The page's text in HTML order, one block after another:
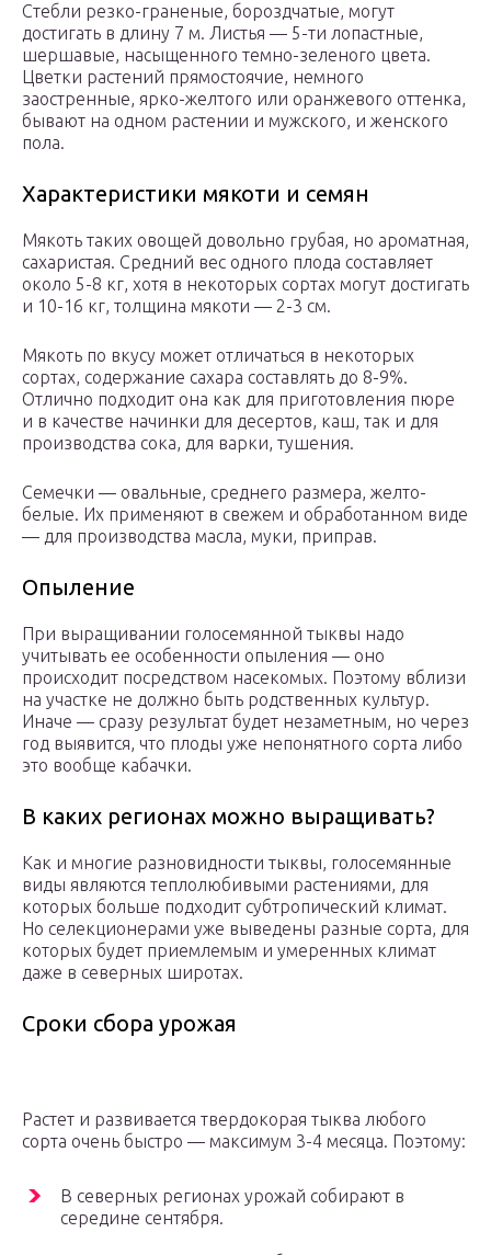
Стебли резко-граненые, бороздчатые, могут
достигать в длину 7 м. Листья — 5-ти лопастные,
шершавые, насыщенного темно-зеленого цвета.
Цветки растений прямостоячие, немного
заостренные, ярко-желтого или оранжевого оттенка,
бывают на одном растении и мужского, и женского
пола.
Характеристики мякоти и семян
Мякоть таких овощей довольно грубая, но ароматная,
сахаристая. Средний вес одного плода составляет
около 5-8 кг, хотя в некоторых сортах могут достигать
и 10-16 кг, толщина мякоти — 2-3 см.
Мякоть по вкусу может отличаться в некоторых
сортах, содержание сахара составлять до 8-9%.
Отлично подходит она как для приготовления пюре
и в качестве начинки для десертов, каш, так и для
производства сока, для варки, тушения.
Семечки — овальные, среднего размера, желто-
белые. Их применяют в свежем и обработанном виде
— для производства масла, муки, приправ.
Опыление
При выращивании голосемянной тыквы надо
учитывать ее особенности опыления — оно
происходит посредством насекомых. Поэтому вблизи
на участке не должно быть родственных культур.
Иначе — сразу результат будет незаметным, но через
год выявится, что плоды уже непонятного сорта либо
это вообще кабачки.
В каких регионах можно выращивать?
Как и многие разновидности тыквы, голосемянные
виды являются теплолюбивыми растениями, для
которых больше подходит субтропический климат.
Но селекционерами уже выведены разные сорта, для
которых будет приемлемым и умеренных климат
даже в северных широтах.
Сроки сбора урожая
Растет и развивается твердокорая тыква любого
сорта очень быстро — максимум 3-4 месяца. Поэтому:
В северных регионах урожай собирают в
середине сентября.